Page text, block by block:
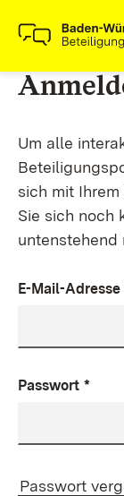
Um alle
sich mit
Sie sich noch
untenstehend
E-Mail-Adresse
Passwort *
Passwort